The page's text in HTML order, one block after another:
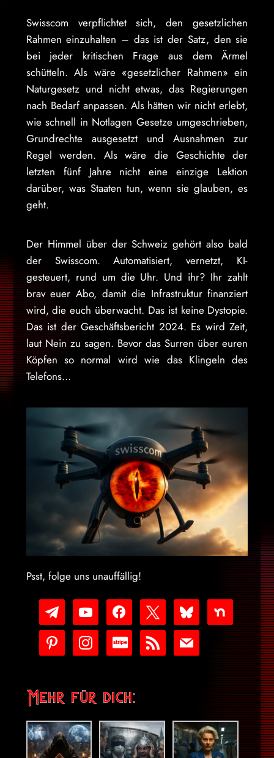
Swisscom verpflichtet sich, den gesetzlichen
Rahmen einzuhalten – das ist der Satz, den sie
bei jeder kritischen Frage aus dem Ärmel
schütteln. Als wäre «gesetzlicher Rahmen» ein
Naturgesetz und nicht etwas, das Regierungen
nach Bedarf anpassen. Als hätten wir nicht erlebt,
wie schnell in Notlagen Gesetze umgeschrieben,
Grundrechte ausgesetzt und Ausnahmen zur
Regel werden. Als wäre die Geschichte der
letzten fünf Jahre nicht eine einzige Lektion
darüber, was Staaten tun, wenn sie glauben, es
geht.
Der Himmel über der Schweiz gehört also bald
der Swisscom. Automatisiert, vernetzt, KI-
gesteuert, rund um die Uhr. Und ihr? Ihr zahlt
brav euer Abo, damit die Infrastruktur finanziert
wird, die euch überwacht. Das ist keine Dystopie.
Das ist der Geschäftsbericht 2024. Es wird Zeit,
laut Nein zu sagen. Bevor das Surren über euren
Köpfen so normal wird wie das Klingeln des
Telefons…
Psst, folge uns unauffällig!
telegram
youtube-
play
facebook bluesky nextdoor
pinterest instagramcc-
stripe
rss mail
Mehr für dich: